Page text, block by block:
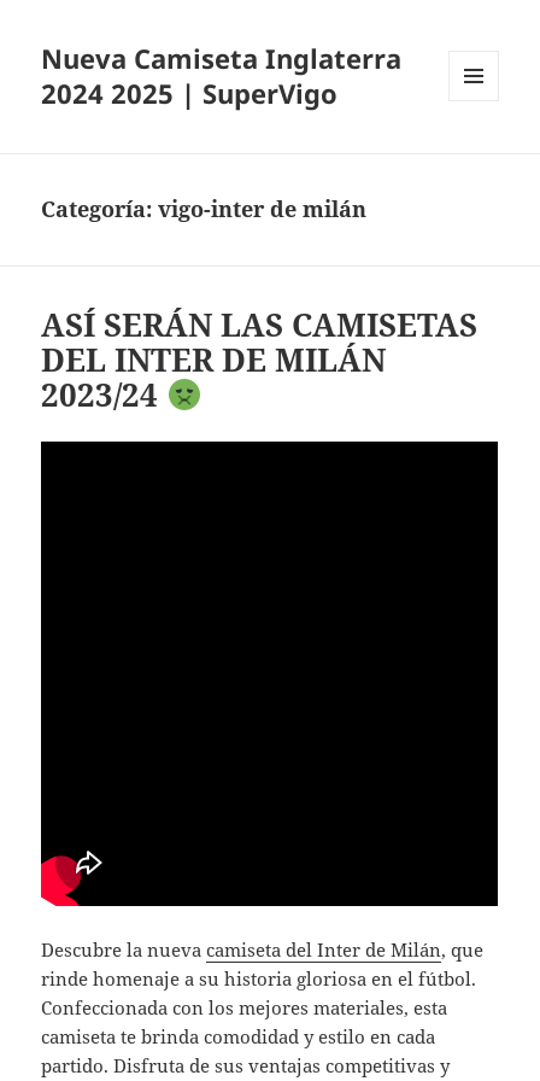
Nueva Camiseta Inglaterra
2024 2025 | SuperVigo
Categoría:vigo-inter de milán
ASÍ SERÁN LAS CAMISETAS
DEL INTER DE MILÁN
2023/24
Descubre la nuevacamiseta del Inter de Milán, que
rinde homenaje a su historia gloriosa en el fútbol.
Confeccionada con los mejores materiales, esta
camiseta te brinda comodidad y estilo en cada
partido. Disfruta de sus ventajas competitivas y